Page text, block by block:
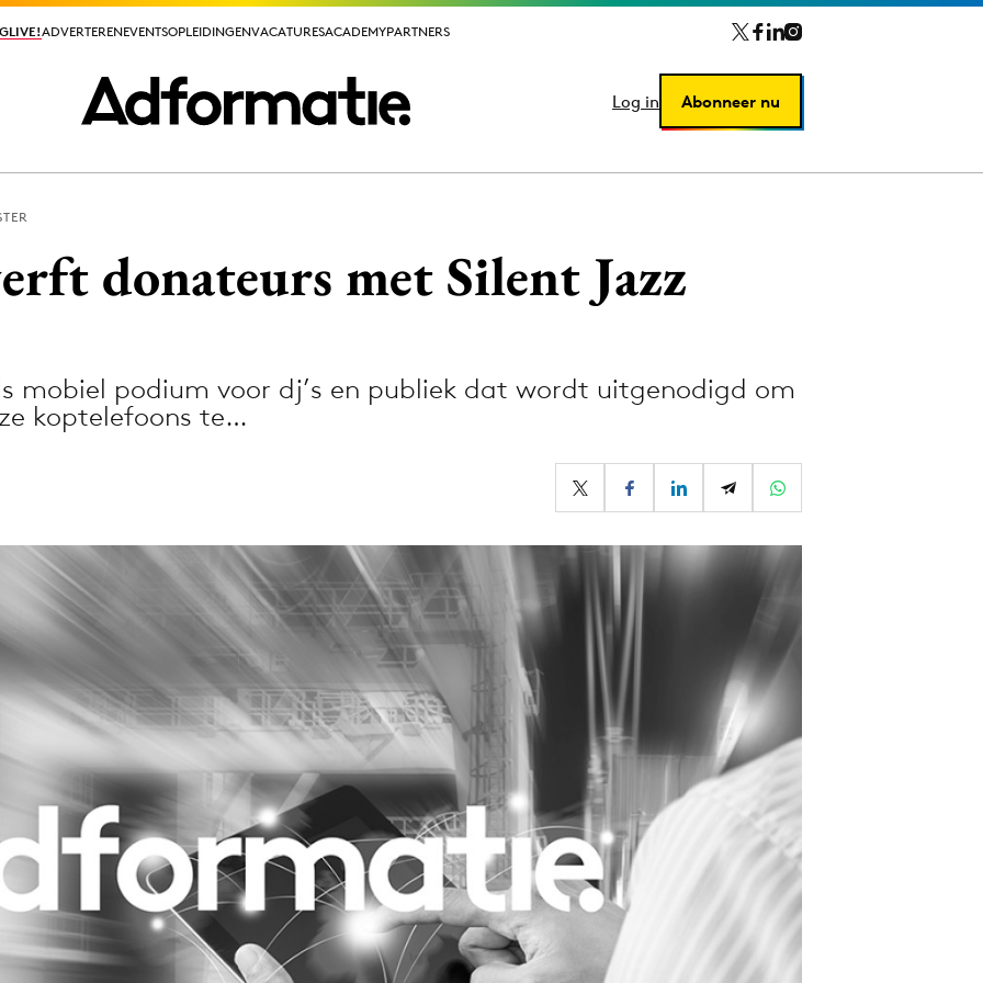
ADVERTERENEVENTSOPLEIDINGENVACATURESACADEMYPARTNERS
Log in Abonneer nu
ADVERTERENEVENTSOPLEIDINGENVACATURESACADEMYPARTNERS
Log in Abonneer nu
Media
Reputatie & crisis
donateurs met Silent Jazz
mobiel podium voor dj’s en publiek dat wordt uitgenodigd om
koptelefoons te…